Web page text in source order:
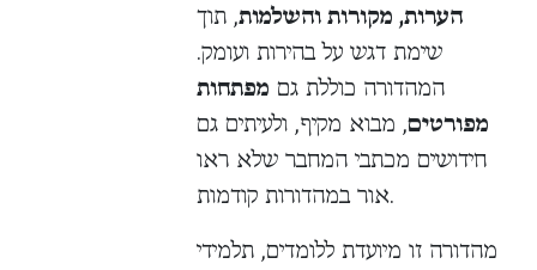
הערות, מקורות והשלמות, תוך
שימת דגש על בהירות ועומק.
המהדורה כוללת גם מפתחות
מפורטים, מבוא מקיף, ולעיתים גם
חידושים מכתבי המחבר שלא ראו
אור במהדורות קודמות.
מהדורה זו מיועדת ללומדים, תלמידי